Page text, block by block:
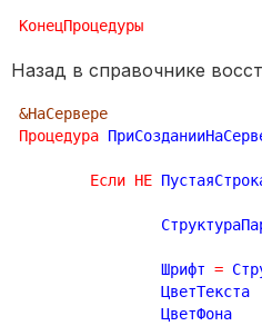
КонецПроцедуры
Назад в справочнике
&НаСервере
Процедура
Если НЕ
		Шрифт
=